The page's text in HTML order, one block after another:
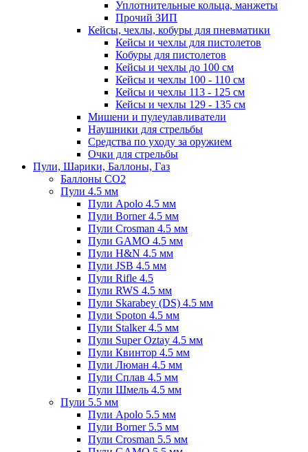
Уплотнительные кольца, манжеты
Прочий ЗИП
Кейсы, чехлы, кобуры для пневматики
Кейсы и чехлы для пистолетов
Кобуры для пистолетов
Кейсы и чехлы до 100 см
Кейсы и чехлы 100 - 110 см
Кейсы и чехлы 113 - 125 см
Кейсы и чехлы 129 - 135 см
Мишени и пулеулавливатели
Наушники для стрельбы
Средства по уходу за оружием
Очки для стрельбы
Пули, Шарики, Баллоны, Газ
Баллоны CO2
Пули 4.5 мм
Пули Apolo 4.5 мм
Пули Borner 4.5 мм
Пули Crosman 4.5 мм
Пули GAMO 4.5 мм
Пули H&N 4.5 мм
Пули JSB 4.5 мм
Пули Rifle 4.5
Пули RWS 4.5 мм
Пули Skarabey (DS) 4.5 мм
Пули Spoton 4.5 мм
Пули Stalker 4.5 мм
Пули Super Oztay 4.5 мм
Пули Квинтор 4.5 мм
Пули Люман 4.5 мм
Пули Сплав 4.5 мм
Пули Шмель 4.5 мм
Пули 5.5 мм
Пули Apolo 5.5 мм
Пули Borner 5.5 мм
Пули Crosman 5.5 мм